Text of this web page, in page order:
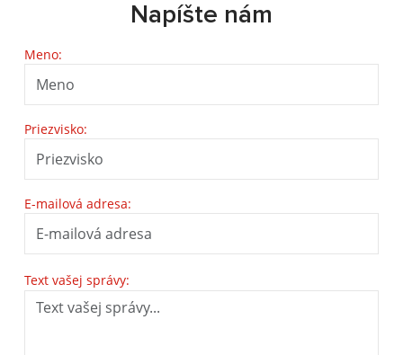
Napíšte nám
Meno:
Priezvisko:
E-mailová adresa:
Text vašej správy: